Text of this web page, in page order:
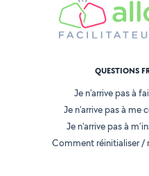
QUESTIONS
Je n'arrive pas à
Je n'arrive pas à me
Je n'arrive pas à
Comment réinitialiser /